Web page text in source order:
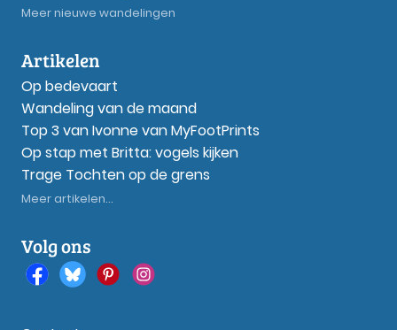
Meer nieuwe wandelingen
Artikelen
Op bedevaart
Wandeling van de maand
Top 3 van Ivonne van MyFootPrints
Op stap met Britta: vogels kijken
Trage Tochten op de grens
Meer artikelen...
Volg ons